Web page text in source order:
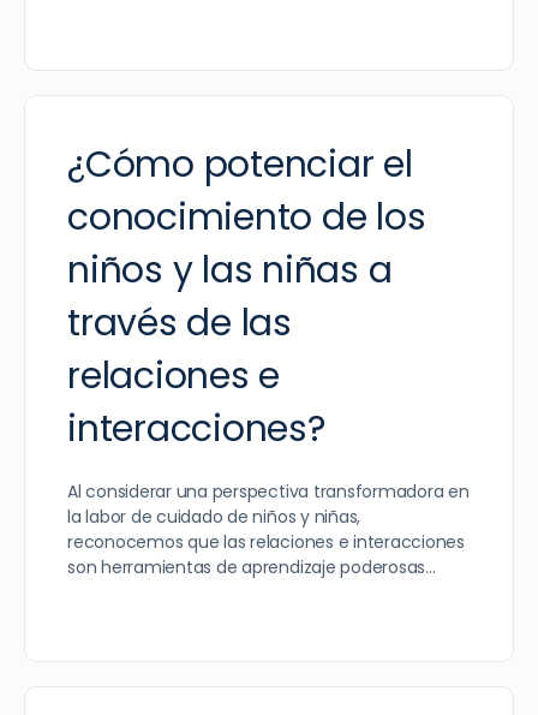
¿Cómo potenciar el
conocimiento de los
niños y las niñas a
través de las
relaciones e
interacciones?
Al considerar una perspectiva transformadora en
la labor de cuidado de niños y niñas,
reconocemos que las relaciones e interacciones
son herramientas de aprendizaje poderosas…